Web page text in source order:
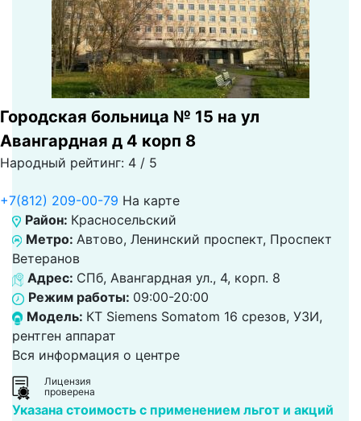
Городская больница № 15 на ул
Авангардная д 4 корп 8
Народный рейтинг: 4 / 5
+7(812) 209-00-79 На карте
Район: Красносельский
Метро: Автово, Ленинский проспект, Проспект
Ветеранов
Адрес: СПб, Авангардная ул., 4, корп. 8
Режим работы: 09:00-20:00
Модель: КТ Siemens Somatom 16 срезов, УЗИ,
рентген аппарат
Вся информация о центре
Лицензия
проверена
Указана стоимость с применением льгот и акций